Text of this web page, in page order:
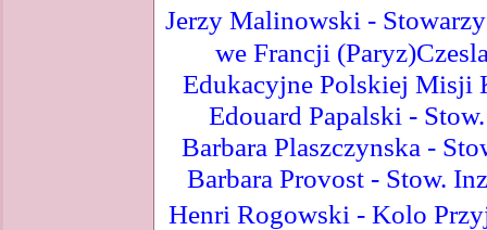
Jerzy Malinowski -
we Francji
Edukacyjne Polskiej Misji
Edouard Papalski -
Barbara Plaszczynska -
Barbara Provost - Stow.
Henri Rogowski - Kolo